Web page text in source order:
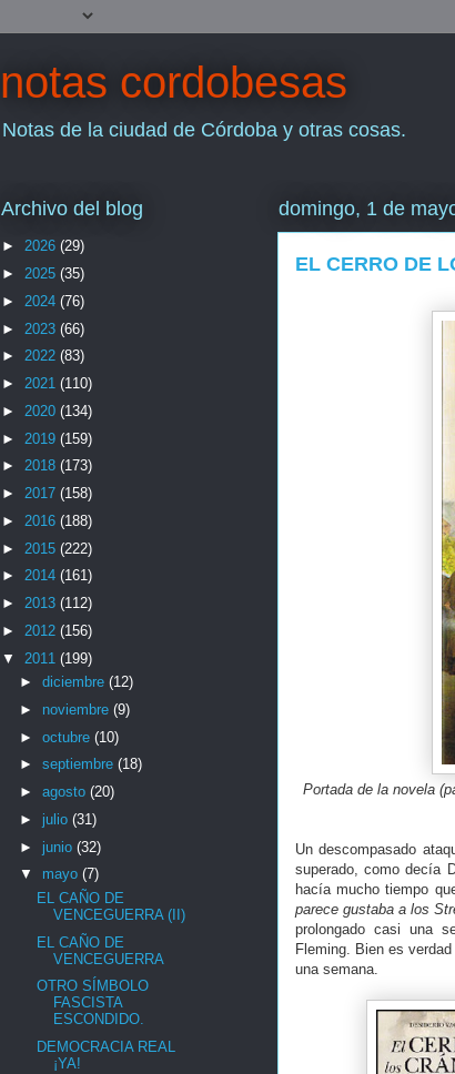
notas cordobesas
Notas de la ciudad de Córdoba y otras cosas.
domingo, 1 de
EL CERRO DE
Portada de la novela
Un descompasado
superado, como decía
hacía mucho tiempo
parece gustaba a los
prolongado casi una
Fleming. Bien es
una semana.
Archivo del blog
► 2026 (29)
► 2025 (35)
► 2024 (76)
► 2023 (66)
► 2022 (83)
► 2021 (110)
► 2020 (134)
► 2019 (159)
► 2018 (173)
► 2017 (158)
► 2016 (188)
► 2015 (222)
► 2014 (161)
► 2013 (112)
► 2012 (156)
▼ 2011 (199)
► diciembre (12)
► noviembre (9)
► octubre (10)
► septiembre (18)
► agosto (20)
► julio (31)
► junio (32)
▼ mayo (7)
EL CAÑO DE
VENCEGUERRA (II)
EL CAÑO DE
VENCEGUERRA
OTRO SÍMBOLO
FASCISTA
ESCONDIDO.
DEMOCRACIA REAL
¡YA!